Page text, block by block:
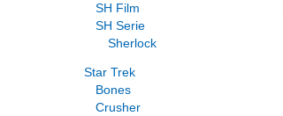
SH Film
SH Serie
Sherlock
Star Trek
Bones
Crusher